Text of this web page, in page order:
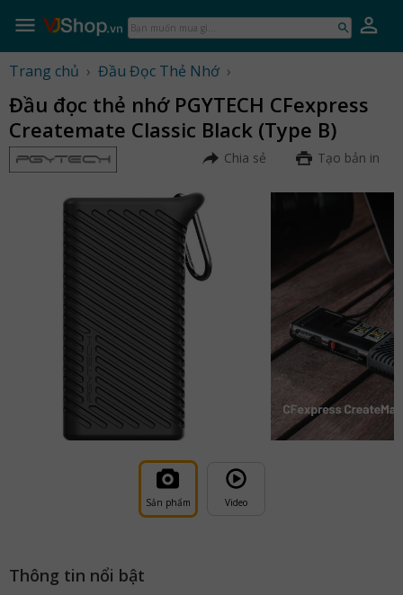
Bạn
muốn
gì...
Trang chủ › Đầu Đọc Thẻ Nhớ ›
Đầu đọc thẻ nhớ PGYTECH CFexpress
Createmate Classic Black (Type B)
Chia sẻ Tạo bản in
Sản phẩm Video
Thông tin nổi bật